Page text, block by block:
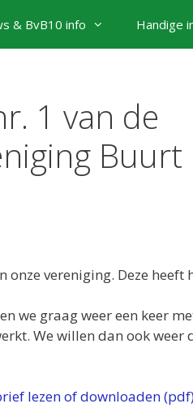
& BvB10 info Handige
1 van de
Buurt
onze vereniging. Deze
we graag weer een keer
We willen dan ook weer
lezen of downloaden